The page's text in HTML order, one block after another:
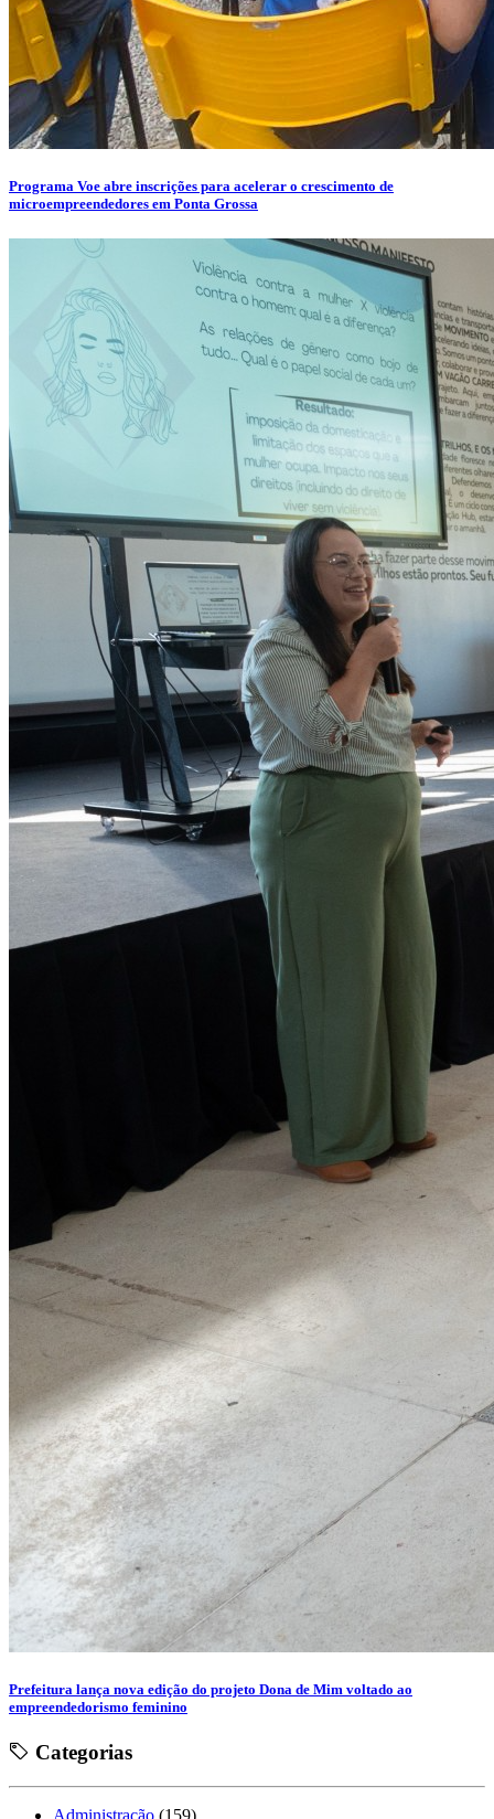
Programa Voe abre inscrições para acelerar o crescimento de
microempreendedores em Ponta Grossa
Prefeitura lança nova edição do projeto Dona de Mim voltado ao
empreendedorismo feminino
Categorias
Administração (159)